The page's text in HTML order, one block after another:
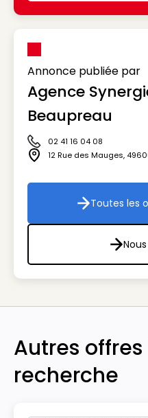
Annonce publiée par
Agence
Beaupreau
Icône téléphone
02 41 16 04 08
Icône adresse
12 Rue des Mauges,
Toutes les
Autres
recherche